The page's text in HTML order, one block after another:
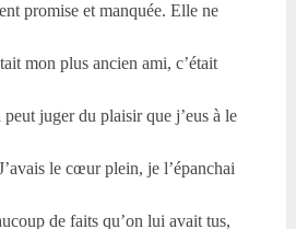
promise et manquée. Elle ne
mon plus ancien ami, c’était
juger du plaisir que j’eus à le
le cœur plein, je l’épanchai
de faits qu’on lui avait tus,